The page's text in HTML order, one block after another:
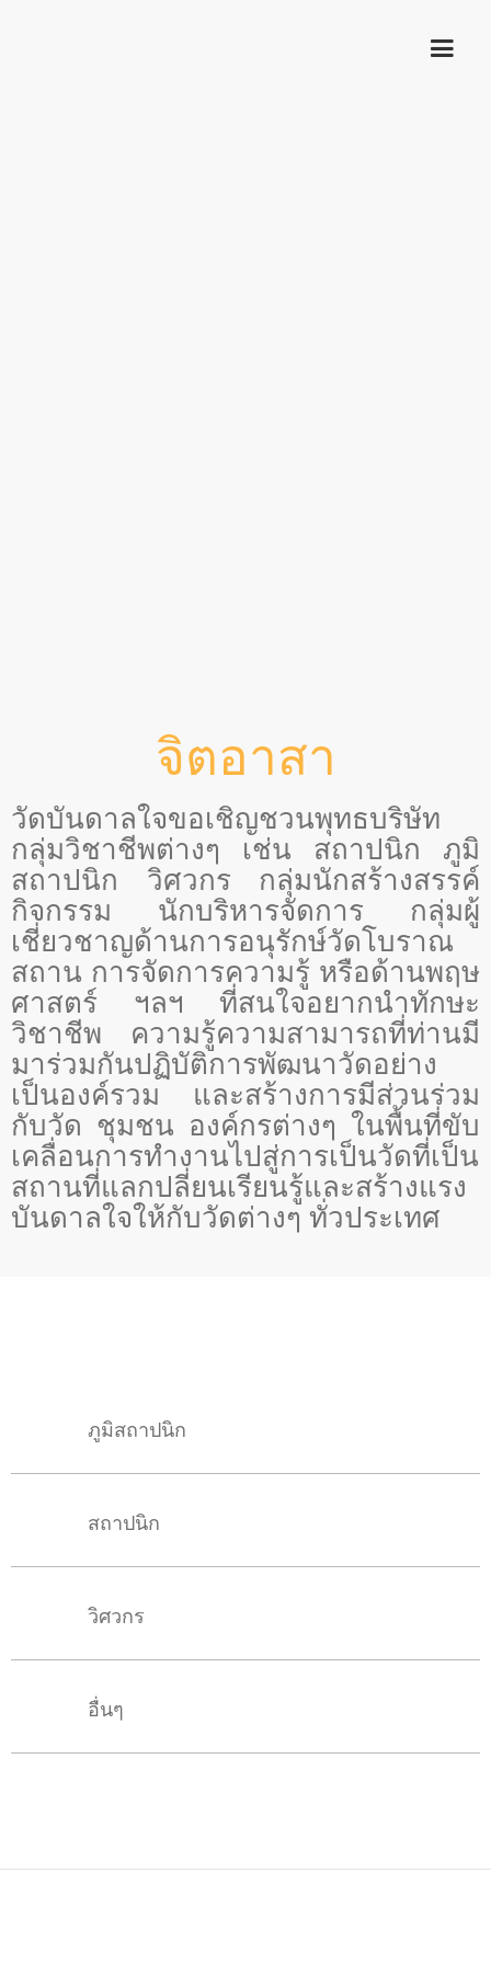
จิตอาสา
วัดบันดาลใจขอเชิญชวนพุทธบริษัท
กลุ่มวิชาชีพต่างๆ เช่น สถาปนิก ภูมิ
สถาปนิก วิศวกร กลุ่มนักสร้างสรรค์
กิจกรรม นักบริหารจัดการ กลุ่มผู้
เชี่ยวชาญด้านการอนุรักษ์วัดโบราณ
สถาน การจัดการความรู้ หรือด้านพฤษ
ศาสตร์ ฯลฯ ที่สนใจอยากนำทักษะ
วิชาชีพ ความรู้ความสามารถที่ท่านมี
มาร่วมกันปฏิบัติการพัฒนาวัดอย่าง
เป็นองค์รวม และสร้างการมีส่วนร่วม
กับวัด ชุมชน องค์กรต่างๆ ในพื้นที่ขับ
เคลื่อนการทำงานไปสู่การเป็นวัดที่เป็น
สถานที่แลกปลี่ยนเรียนรู้และสร้างแรง
บันดาลใจให้กับวัดต่างๆ ทั่วประเทศ
ภูมิสถาปนิก
สถาปนิก
วิศวกร
อื่นๆ